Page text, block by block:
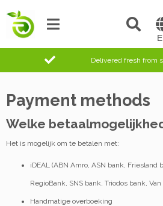
Delivered fresh from
Payment methods
Welke
Het is mogelijk om te betalen met:
iDEAL (ABN Amro, ASN bank, Friesland
RegioBank, SNS bank, Triodos bank,
Handmatige overboeking